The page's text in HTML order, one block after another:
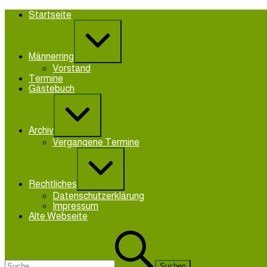
Zum
Startseite
Männerring
Vorstand
Termine
Gästebuch
Archiv
Vergangene Termine
Rechtliches
Datenschutzerklärung
Impressum
Alte Webseite